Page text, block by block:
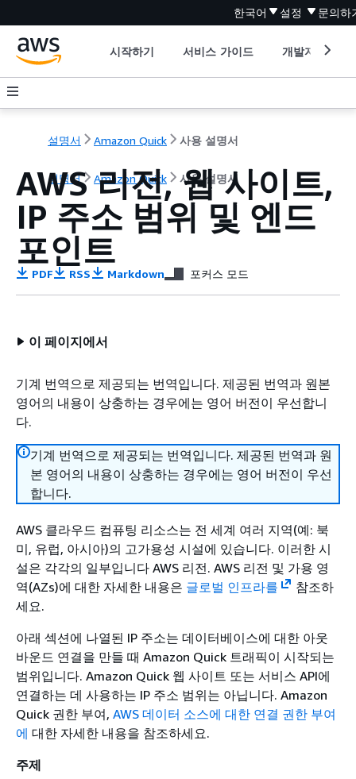
한국어 설정 문의하
시작하기 서비스 가이드 개발자 도구
설명서 Amazon Quick 사용 설명서
설명서 Amazon Quick 사용 설명서
AWS 리전, 웹 사이트,
IP 주소 범위 및 엔드
포인트
PDF RSS Markdown 포커스 모드
이 페이지에서
기계 번역으로 제공되는 번역입니다. 제공된 번역과 원본
영어의 내용이 상충하는 경우에는 영어 버전이 우선합니
다.
기계 번역으로 제공되는 번역입니다. 제공된 번역과 원
본 영어의 내용이 상충하는 경우에는 영어 버전이 우선
합니다.
AWS 클라우드 컴퓨팅 리소스는 전 세계 여러 지역(예: 북
미, 유럽, 아시아)의 고가용성 시설에 있습니다. 이러한 시
설은 각각의 일부입니다 AWS 리전. AWS 리전 및 가용 영
역(AZs)에 대한 자세한 내용은 글로벌 인프라를
참조하
세요.
아래 섹션에 나열된 IP 주소는 데이터베이스에 대한 아웃
바운드 연결을 만들 때 Amazon Quick 트래픽이 시작되는
범위입니다. Amazon Quick 웹 사이트 또는 서비스 API에
연결하는 데 사용하는 IP 주소 범위는 아닙니다. Amazon
Quick 권한 부여, AWS 데이터 소스에 대한 연결 권한 부여
에 대한 자세한 내용을 참조하세요.
주제